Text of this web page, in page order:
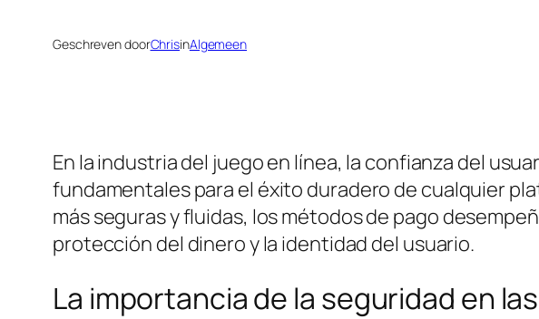
Geschreven doorChrisinAlgemeen
En la industria del juego en línea, la confianza del
fundamentales para el éxito duradero de cualquier
más seguras y fluidas, los métodos de pago
protección del dinero y la identidad del usuario.
La importancia de la seguridad en